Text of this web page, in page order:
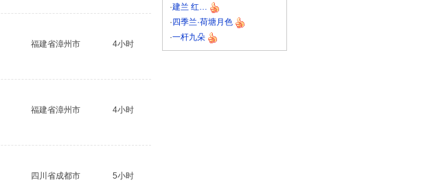
·建兰 红…
· 四季兰·荷塘月色
·一杆九朵
福建省漳州市 4小时
福建省漳州市 4小时
四川省成都市 5小时